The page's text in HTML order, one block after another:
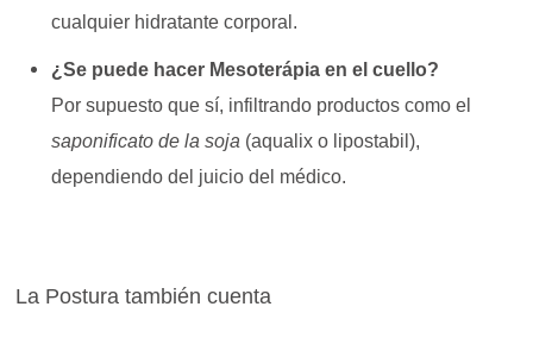
cualquier hidratante corporal.
¿Se puede hacer Mesoterápia en el cuello?
Por supuesto que sí, infiltrando productos como el
saponificato de la soja (aqualix o lipostabil),
dependiendo del juicio del médico.
La Postura también cuenta